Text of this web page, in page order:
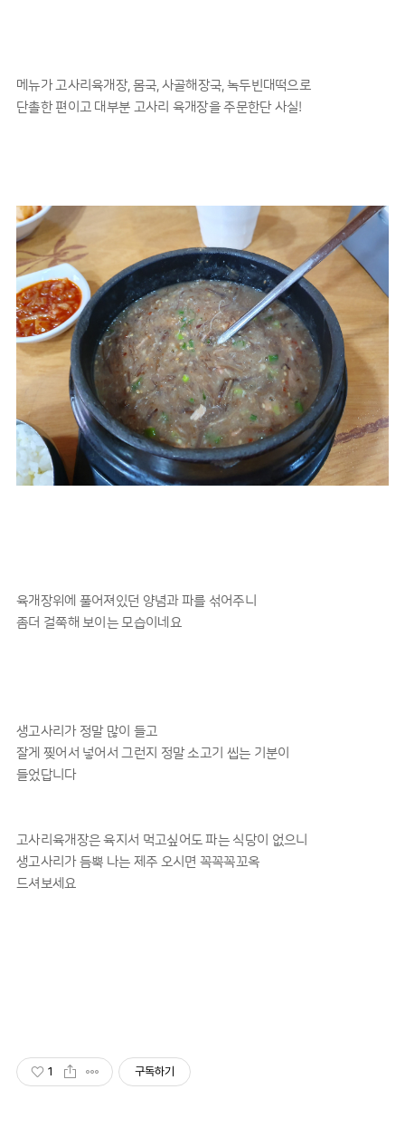
메뉴가 고사리육개장, 몸국, 사골해장국, 녹두빈대떡으로
단촐한 편이고 대부분 고사리 육개장을 주문한단 사실!
육개장위에 풀어져있던 양념과 파를 섞어주니
좀더 걸쭉해 보이는 모습이네요
생고사리가 정말 많이 들고
잘게 찢어서 넣어서 그런지 정말 소고기 씹는 기분이
들었답니다
고사리육개장은 육지서 먹고싶어도 파는 식당이 없으니
생고사리가 듬뿍 나는 제주 오시면 꼭꼭꼭꼬옥
드셔보세요
1 구독하기